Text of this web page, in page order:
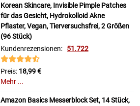
Korean Skincare, Invisible Pimple Patches
für das Gesicht, Hydrokolloid Akne
Pflaster, Vegan, Tierversuchsfrei, 2 Größen
(96 Stück)
Kundenrezensionen: 51.722
Preis: 18,99 €
Mehr ...
Amazon Basics Messerblock Set, 14 Stück,